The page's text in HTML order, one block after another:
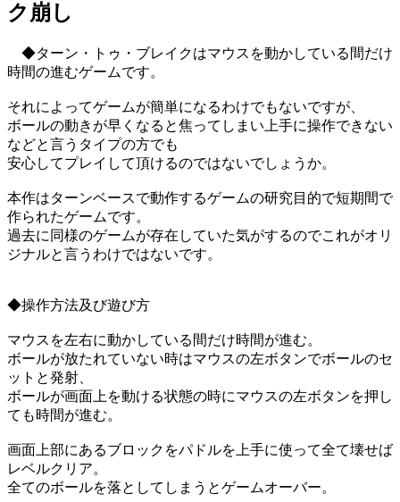
ク崩し
◆ターン・トゥ・ブレイクはマウスを動かしている間だけ
時間の進むゲームです。
それによってゲームが簡単になるわけでもないですが、
ボールの動きが早くなると焦ってしまい上手に操作できない
などと言うタイプの方でも
安心してプレイして頂けるのではないでしょうか。
本作はターンベースで動作するゲームの研究目的で短期間で
作られたゲームです。
過去に同様のゲームが存在していた気がするのでこれがオリ
ジナルと言うわけではないです。
◆操作方法及び遊び方
マウスを左右に動かしている間だけ時間が進む。
ボールが放たれていない時はマウスの左ボタンでボールのセ
ットと発射、
ボールが画面上を動ける状態の時にマウスの左ボタンを押し
ても時間が進む。
画面上部にあるブロックをパドルを上手に使って全て壊せば
レベルクリア。
全てのボールを落としてしまうとゲームオーバー。